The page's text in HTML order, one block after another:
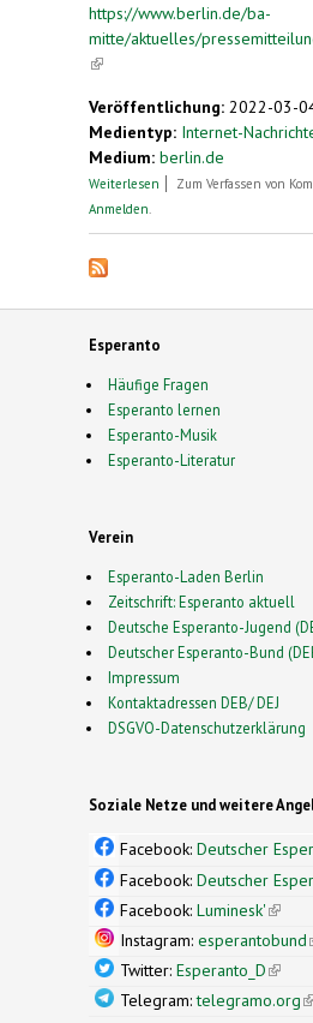
https://www.berlin.de/ba-
mitte/aktuelles/
(link is external)
Veröffentlichung: 2022-03-
Medientyp: Internet-
Medium: berlin.de
Weiterlesen über Kiezspaziergang
Zum Verfassen von
Anmelden
Esperanto
Häufige Fragen
Esperanto lernen
Esperanto-Musik
Esperanto-Literatur
Verein
Esperanto-Laden Berlin
Zeitschrift: Esperanto aktuell
Deutsche Esperanto-Jugend
Deutscher Esperanto-Bund
Impressum
Kontaktadressen DEB/ DEJ
DSGVO-Datenschutzerklärung
Soziale Netze und weitere
Facebook: Deutscher
Facebook: Deutscher
Facebook: Luminesk'(link
Instagram: esperantobund
Twitter: Esperanto_D(link
Telegram:telegramo.org